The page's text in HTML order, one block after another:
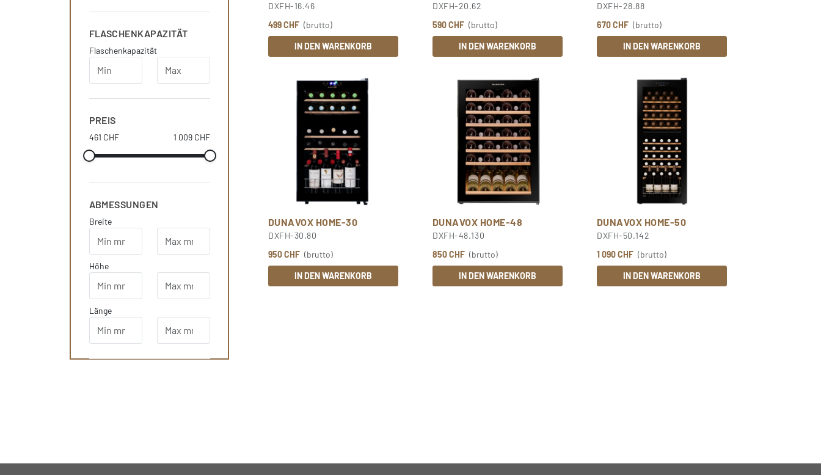
FLASCHENKAPAZITÄT
Flaschenkapazität
PREIS
461 CHF 1 009 CHF
ABMESSUNGEN
Breite
Höhe
Länge
DXFH-16.46
499 CHF (brutto)
IN DEN WARENKORB
DXFH-20.62
590 CHF (brutto)
IN DEN WARENKORB
DXFH-28.88
670 CHF (brutto)
IN DEN WARENKORB
DUNAVOX HOME-30
DXFH-30.80
950 CHF (brutto)
IN DEN WARENKORB
DUNAVOX HOME-48
DXFH-48.130
850 CHF (brutto)
IN DEN WARENKORB
DUNAVOX HOME-50
DXFH-50.142
1 090 CHF (brutto)
IN DEN WARENKORB